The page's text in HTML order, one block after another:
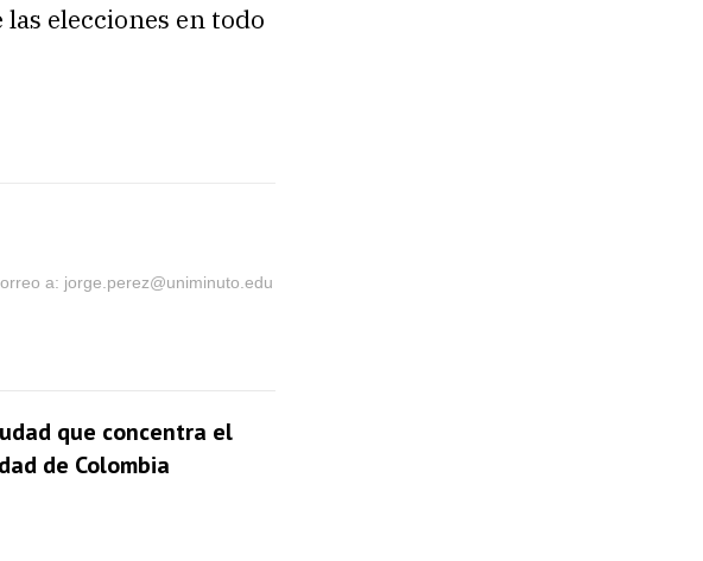
elecciones en todo
a: jorge.perez@uniminuto.edu
que concentra el
de Colombia